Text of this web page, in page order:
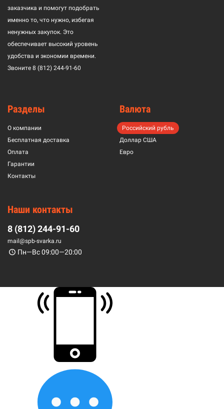
заказчика и помогут подобрать
именно то, что нужно, избегая
ненужных закупок. Это
обеспечивает высокий уровень
удобства и экономии времени.
Звоните 8 (812) 244-91-60
Разделы
О компании
Бесплатная доставка
Оплата
Гарантии
Контакты
Валюта
Российский рубль
Доллар США
Евро
Наши контакты
8 (812) 244-91-60
mail@spb-svarka.ru
Пн—Вс 09:00—20:00